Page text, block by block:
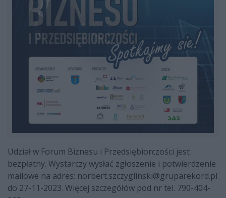
Udział w Forum Biznesu i Przedsiębiorczości jest
bezpłatny. Wystarczy wysłać zgłoszenie i potwierdzenie
mailowe na adres: norbert.szczyglinski@gruparekord.pl
do 27-11-2023. Więcej szczegółów pod nr tel. 790-404-